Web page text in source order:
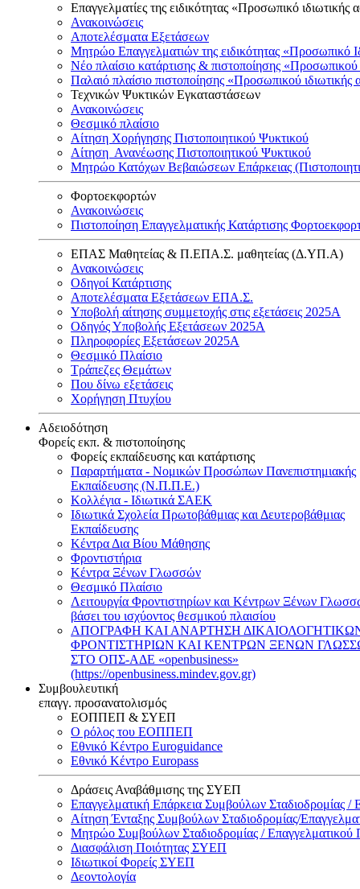
Επαγγελματίες της ειδικότητας «Προσωπικό ιδιωτικής
Ανακοινώσεις
Αποτελέσματα Εξετάσεων
Μητρώο Επαγγελματιών της ειδικότητας «Προσωπικό
Νέο πλαίσιο κατάρτισης & πιστοποίησης «Προσωπικού
Παλαιό πλαίσιο πιστοποίησης «Προσωπικού
Τεχνικών Ψυκτικών Εγκαταστάσεων
Ανακοινώσεις
Θεσμικό πλαίσιο
Αίτηση Χορήγησης Πιστοποιητικού Ψυκτικού
Αίτηση Ανανέωσης Πιστοποιητικού Ψυκτικού
Μητρώο Κατόχων Βεβαιώσεων Επάρκειας
Φορτοεκφορτών
Ανακοινώσεις
Πιστοποίηση Επαγγελματικής Κατάρτισης
ΕΠΑΣ Μαθητείας & Π.ΕΠΑ.Σ. μαθητείας (Δ.ΥΠ.Α)
Ανακοινώσεις
Oδηγοί Κατάρτισης
Αποτελέσματα Εξετάσεων ΕΠΑ.Σ.
Υποβολή αίτησης συμμετοχής στις εξετάσεις 2025Α
Οδηγός Υποβολής Εξετάσεων 2025A
Πληροφορίες Εξετάσεων 2025Α
Θεσμικό Πλαίσιο
Τράπεζες Θεμάτων
Που δίνω εξετάσεις
Χορήγηση Πτυχίου
Αδειοδότηση
Φορείς εκπ. & πιστοποίησης
Φορείς εκπαίδευσης και κατάρτισης
Παραρτήματα - Νομικών Προσώπων Πανεπιστημιακής
Εκπαίδευσης (Ν.Π.Π.Ε.)
Κολλέγια - Ιδιωτικά ΣΑΕΚ
Ιδιωτικά Σχολεία Πρωτοβάθμιας και Δευτεροβάθμιας
Εκπαίδευσης
Κέντρα Δια Βίου Μάθησης
Φροντιστήρια
Κέντρα Ξένων Γλωσσών
Θεσμικό Πλαίσιο
Λειτουργία Φροντιστηρίων και Κέντρων Ξένων
βάσει του ισχύοντος θεσμικού πλαισίου
ΑΠΟΓΡΑΦΗ ΚΑΙ ΑΝΑΡΤΗΣΗ
ΦΡΟΝΤΙΣΤΗΡΙΩΝ ΚΑΙ ΚΕΝΤΡΩΝ ΞΕΝΩΝ
ΣΤΟ ΟΠΣ-ΑΔΕ «openbusiness»
(https://openbusiness.mindev.gov.gr)
Συμβουλευτική
επαγγ. προσανατολισμός
ΕΟΠΠΕΠ & ΣΥΕΠ
Ο ρόλος του ΕΟΠΠΕΠ
Εθνικό Κέντρο Euroguidance
Εθνικό Κέντρο Europass
Δράσεις Αναβάθμισης της ΣΥΕΠ
Επαγγελματική Επάρκεια Συμβούλων Σταδιοδρομίας /
Αίτηση Ένταξης Συμβούλων Σταδιοδρομίας/
Μητρώο Συμβούλων Σταδιοδρομίας / Επαγγελματικού
Διασφάλιση Ποιότητας ΣΥΕΠ
Ιδιωτικοί Φορείς ΣΥΕΠ
Δεοντολογία